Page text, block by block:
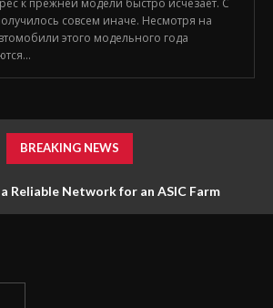
к прежней модели быстро исчезает. С
совсем иначе. Несмотря на
этого модельного года
BREAKING NEWS
Reliable Network for an ASIC Farm